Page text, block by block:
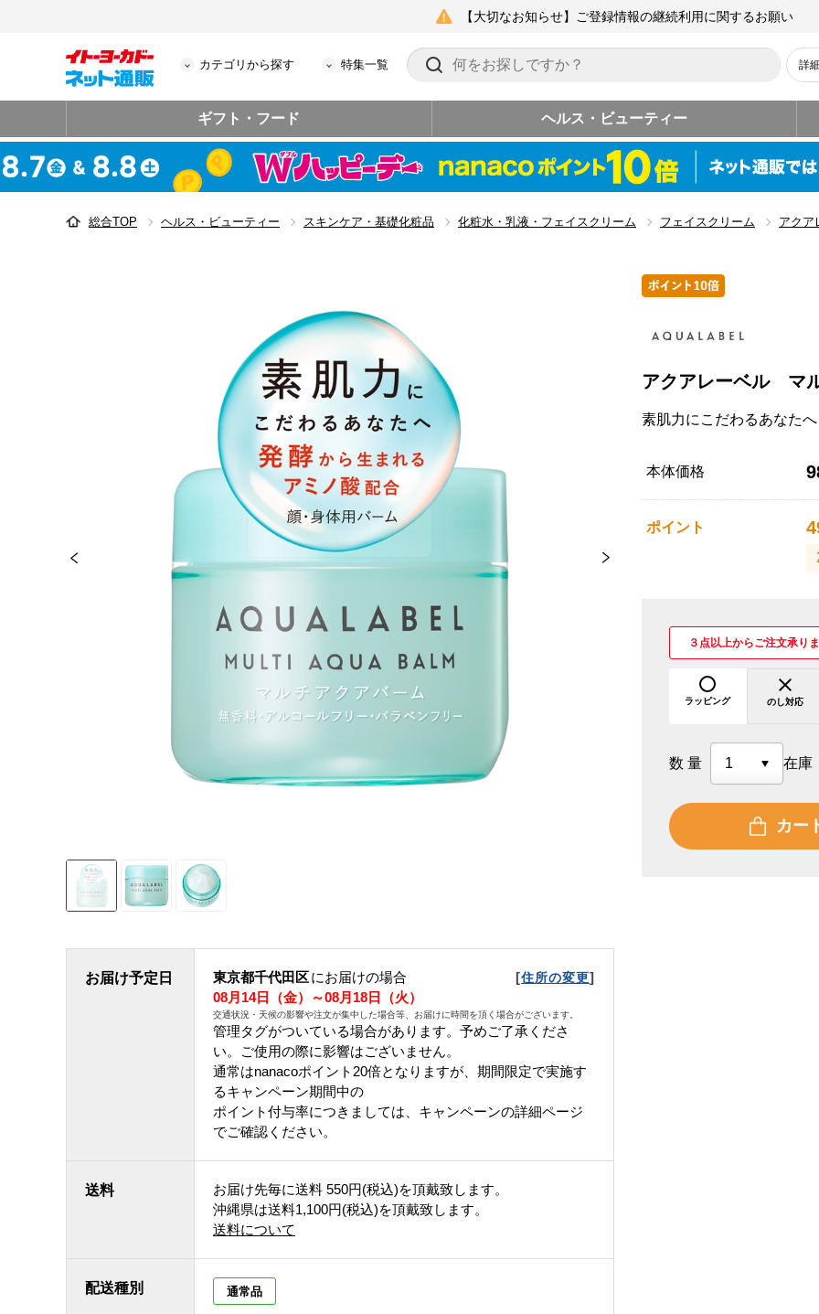
【大切なお知らせ】ご登録情報の継続利用に関するお願い
カテゴリから探す 特集一覧 詳
ギフト・フード ヘルス・ビューティー
総合TOP ヘルス・ビューティー スキンケア・基礎化粧品 化粧水・乳液・フェイスクリーム フェイスクリーム アク
お届け予定日 東京都千代田区にお届けの場合 [住所の変更]
08月14日（金）～08月18日（火）
交通状況・天候の影響や注文が集中した場合等、お届けに時間を頂く場合がございます。
管理タグがついている場合があります。予めご了承くださ
い。ご使用の際に影響はございません。
通常はnanacoポイント20倍となりますが、期間限定で実施す
るキャンペーン期間中の
ポイント付与率につきましては、キャンペーンの詳細ページ
でご確認ください。
送料 お届け先毎に送料 550円(税込)を頂戴致します。
沖縄県は送料1,100円(税込)を頂戴致します。
送料について
配送種別 通常品
アクアレーベル マ
素肌力にこだわるあなた
本体価格
ポイント
３点以上からご注文承り
ラッピング のし対応
数量 在庫
カー